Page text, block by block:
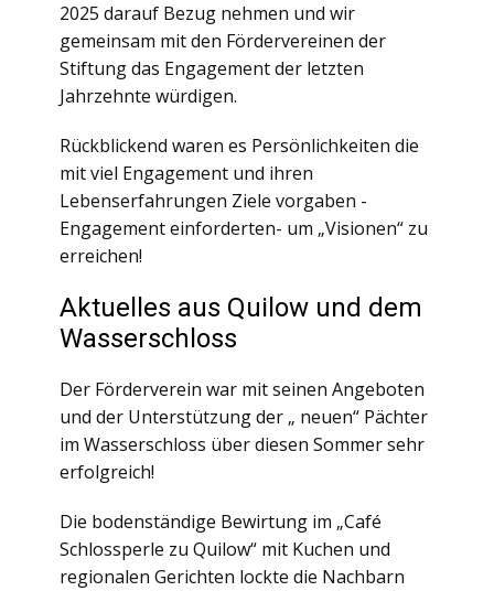
2025 darauf Bezug nehmen und wir
gemeinsam mit den Fördervereinen der
Stiftung das Engagement der letzten
Jahrzehnte würdigen.
Rückblickend waren es Persönlichkeiten die
mit viel Engagement und ihren
Lebenserfahrungen Ziele vorgaben -
Engagement einforderten- um „Visionen“ zu
erreichen!
Aktuelles aus Quilow und dem
Wasserschloss
Der Förderverein war mit seinen Angeboten
und der Unterstützung der „ neuen“ Pächter
im Wasserschloss über diesen Sommer sehr
erfolgreich!
Die bodenständige Bewirtung im „Café
Schlossperle zu Quilow“ mit Kuchen und
regionalen Gerichten lockte die Nachbarn